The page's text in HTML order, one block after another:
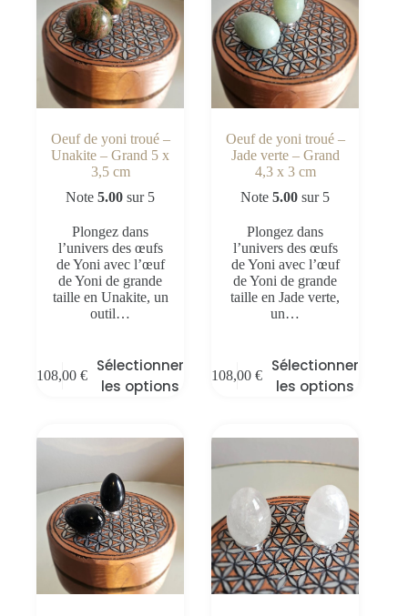
Oeuf de yoni troué –
Unakite – Grand 5 x
3,5 cm
Note5.00 sur 5
Plongez dans
l’univers des œufs
de Yoni avec l’œuf
de Yoni de grande
taille en Unakite, un
outil…
108,00€
Sélectionner
les options
Oeuf de yoni troué –
Jade verte – Grand
4,3 x 3 cm
Note5.00 sur 5
Plongez dans
l’univers des œufs
de Yoni avec l’œuf
de Yoni de grande
taille en Jade verte,
un…
108,00€
Sélectionner
les options